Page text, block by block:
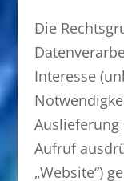
Die
Interesse
Aufruf
„Website“)